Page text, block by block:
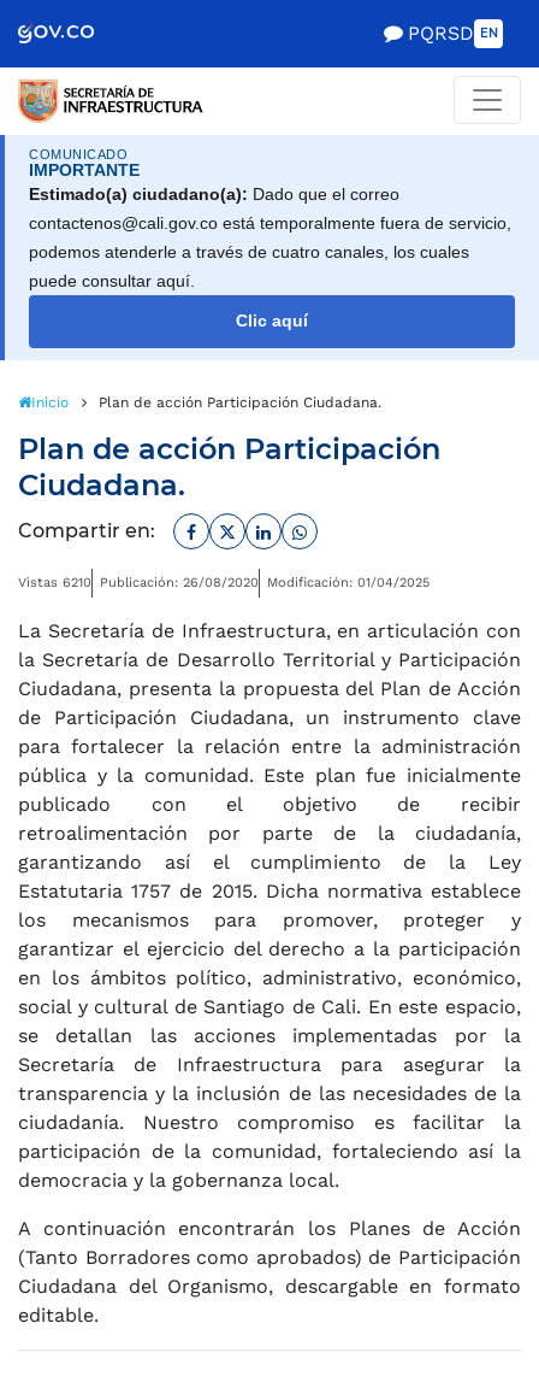
de Gobierno
PQRSD EN
COMUNICADO
IMPORTANTE
Estimado(a) ciudadano(a): Dado que el correo
contactenos@cali.gov.co está temporalmente fuera de servicio,
podemos atenderle a través de cuatro canales, los cuales
puede consultar aquí.
Clic aquí
Inicio Plan de acción Participación Ciudadana.
Plan de acción Participación
Ciudadana.
Compartir en: Facebook
TwitterLinkedinWhatsapp
Vistas 6210 Publicación: 26/08/2020 Modificación: 01/04/2025
La Secretaría de Infraestructura, en articulación con
la Secretaría de Desarrollo Territorial y Participación
Ciudadana, presenta la propuesta del Plan de Acción
de Participación Ciudadana, un instrumento clave
para fortalecer la relación entre la administración
pública y la comunidad. Este plan fue inicialmente
publicado con el objetivo de recibir
retroalimentación por parte de la ciudadanía,
garantizando así el cumplimiento de la Ley
Estatutaria 1757 de 2015. Dicha normativa establece
los mecanismos para promover, proteger y
garantizar el ejercicio del derecho a la participación
en los ámbitos político, administrativo, económico,
social y cultural de Santiago de Cali. En este espacio,
se detallan las acciones implementadas por la
Secretaría de Infraestructura para asegurar la
transparencia y la inclusión de las necesidades de la
ciudadanía. Nuestro compromiso es facilitar la
participación de la comunidad, fortaleciendo así la
democracia y la gobernanza local.
A continuación encontrarán los Planes de Acción
(Tanto Borradores como aprobados) de Participación
Ciudadana del Organismo, descargable en formato
editable.